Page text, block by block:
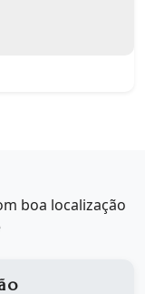
boa localização